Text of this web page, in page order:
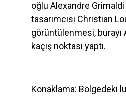
oğlu Alexandre
tasarımcısı Christian
görüntülenmesi, burayı
kaçış noktası yaptı.
Konaklama: Bölgedeki